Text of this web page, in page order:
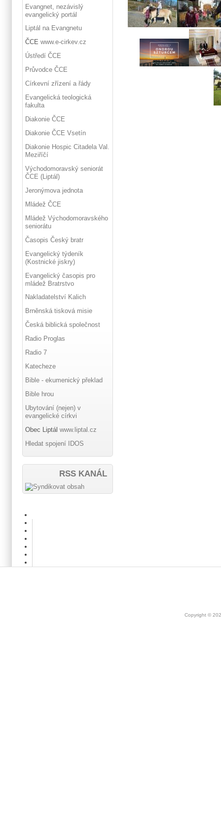
Evangnet, nezávislý
evangelický portál
Liptál na Evangnetu
ČCE www.e-cirkev.cz
Ústředí ČCE
Průvodce ČCE
Církevní zřízení a řády
Evangelická teologická
fakulta
Diakonie ČCE
Diakonie ČCE Vsetín
Diakonie Hospic Citadela Val.
Meziříčí
Východomoravský seniorát
ČCE (Liptál)
Jeronýmova jednota
Mládež ČCE
Mládež Východomoravského
seniorátu
Časopis Český bratr
Evangelický týdeník
(Kostnické jiskry)
Evangelický časopis pro
mládež Bratrstvo
Nakladatelství Kalich
Brněnská tisková misie
Česká biblická společnost
Radio Proglas
Radio 7
Katecheze
Bible - ekumenický překlad
Bible hrou
Ubytování (nejen) v
evangelické církvi
Obec Liptál www.liptal.cz
Hledat spojení IDOS
RSS KANÁL
Copyright ©